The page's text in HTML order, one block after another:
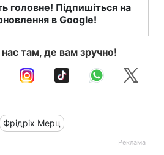
головне! Підпишіться на
в Google!
там, де вам зручно!
Фрідріх Мерц